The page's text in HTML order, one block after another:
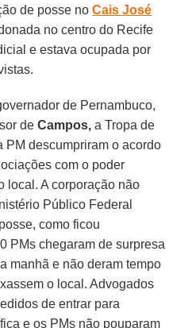
de posse noCais José
no centro do Recife
e estava ocupada por
de Pernambuco,
deCampos, a Tropa de
PM descumpriram o acordo
com o poder
local. A corporação não
Público Federal
como ficou
PMs chegaram de surpresa
manhã e não deram tempo
o local. Advogados
de entrar para
e os PMs não pouparam